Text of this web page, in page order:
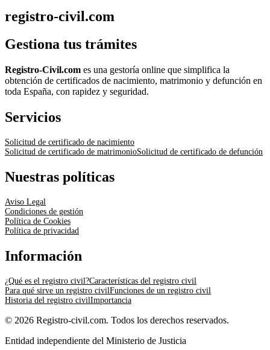
registro-civil.com
Gestiona tus trámites
Registro-Civil.com es una gestoría online que simplifica la
obtención de certificados de nacimiento, matrimonio y defunción en
toda España, con rapidez y seguridad.
Servicios
Solicitud de certificado de nacimiento
Solicitud de certificado de matrimonioSolicitud de certificado de defunción
Nuestras políticas
Aviso Legal
Condiciones de gestión
Política de Cookies
Política de privacidad
Información
¿Qué es el registro civil?Características del registro civil
Para qué sirve un registro civilFunciones de un registro civil
Historia del registro civilImportancia
© 2026 Registro-civil.com. Todos los derechos reservados.
Entidad independiente del Ministerio de Justicia